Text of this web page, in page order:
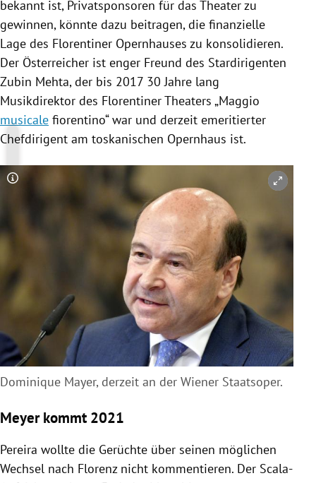
bekannt ist, Privatsponsoren für das Theater zu
gewinnen, könnte dazu beitragen, die finanzielle
Lage des Florentiner Opernhauses zu konsolidieren.
Der Österreicher ist enger Freund des Stardirigenten
Zubin Mehta, der bis 2017 30 Jahre lang
Musikdirektor des Florentiner Theaters „Maggio
musicale fiorentino“ war und derzeit emeritierter
Chefdirigent am toskanischen Opernhaus ist.
Copyright-Hinweis öffnen/schließen
Dominique Mayer, derzeit an der Wiener Staatsoper.
Meyer kommt 2021
Pereira wollte die Gerüchte über seinen möglichen
Wechsel nach Florenznicht kommentieren. Der Scala-